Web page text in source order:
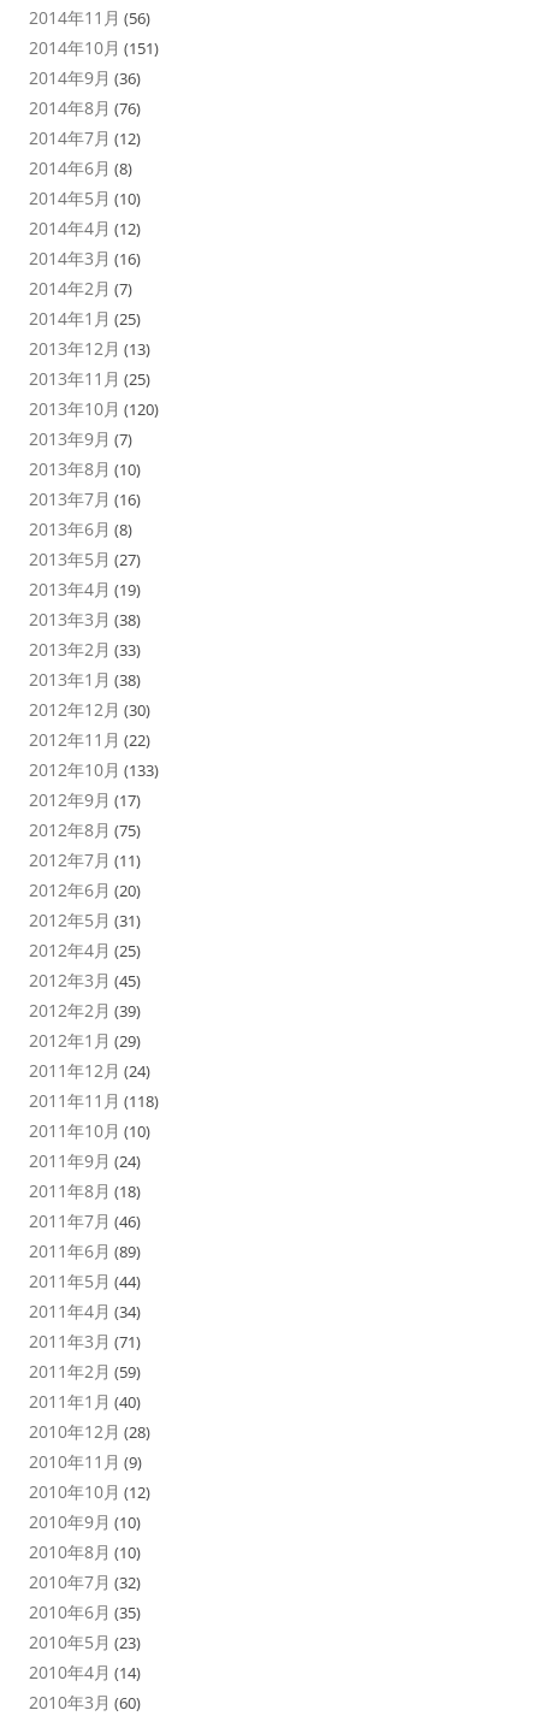
2014年11月 (56)
2014年10月 (151)
2014年9月 (36)
2014年8月 (76)
2014年7月 (12)
2014年6月 (8)
2014年5月 (10)
2014年4月 (12)
2014年3月 (16)
2014年2月 (7)
2014年1月 (25)
2013年12月 (13)
2013年11月 (25)
2013年10月 (120)
2013年9月 (7)
2013年8月 (10)
2013年7月 (16)
2013年6月 (8)
2013年5月 (27)
2013年4月 (19)
2013年3月 (38)
2013年2月 (33)
2013年1月 (38)
2012年12月 (30)
2012年11月 (22)
2012年10月 (133)
2012年9月 (17)
2012年8月 (75)
2012年7月 (11)
2012年6月 (20)
2012年5月 (31)
2012年4月 (25)
2012年3月 (45)
2012年2月 (39)
2012年1月 (29)
2011年12月 (24)
2011年11月 (118)
2011年10月 (10)
2011年9月 (24)
2011年8月 (18)
2011年7月 (46)
2011年6月 (89)
2011年5月 (44)
2011年4月 (34)
2011年3月 (71)
2011年2月 (59)
2011年1月 (40)
2010年12月 (28)
2010年11月 (9)
2010年10月 (12)
2010年9月 (10)
2010年8月 (10)
2010年7月 (32)
2010年6月 (35)
2010年5月 (23)
2010年4月 (14)
2010年3月 (60)